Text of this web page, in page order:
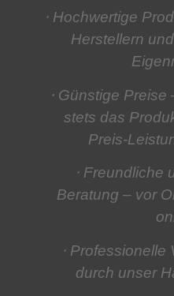
⋅ Hochwertige
Herstellern
⋅ Günstige Preise
stets das
Preis-
⋅ Freundliche
Beratung – vor
⋅
durch unser